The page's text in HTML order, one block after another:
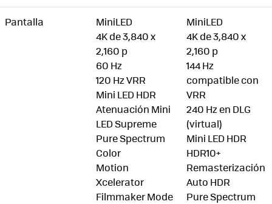
Pantalla
MiniLED
4K de 3,840 x
2,160 p
60 Hz
120 Hz VRR
Mini LED HDR
Atenuación Mini
LED Supreme
Pure Spectrum
Color
Motion
Xcelerator
Filmmaker Mode
MiniLED
4K de 3,840 x
2,160 p
144 Hz
compatible con
VRR
240 Hz en DLG
(virtual)
Mini LED HDR
HDR10+
Remasterización
Auto HDR
Pure Spectrum